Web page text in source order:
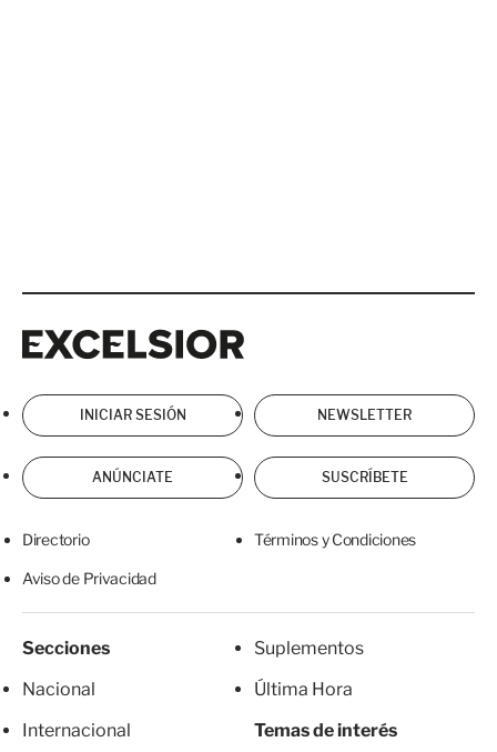
INICIAR SESIÓN NEWSLETTER
ANÚNCIATE SUSCRÍBETE
Directorio Términos y Condiciones
Aviso de Privacidad
Secciones
Nacional
Internacional
Suplementos
Última Hora
Temas de interés